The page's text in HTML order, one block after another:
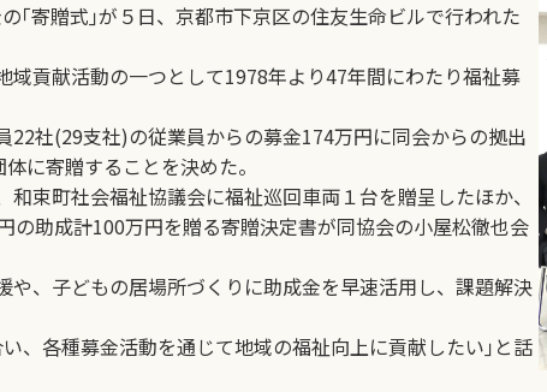
｢寄贈式｣が５日、京都市下京区の住友生命ビルで行われた
貢献活動の一つとして1978年より47年間にわたり福祉募
社(29支社)の従業員からの募金174万円に同会からの拠出
に寄贈することを決めた。
束町社会福祉協議会に福祉巡回車両１台を贈呈したほか、
の助成計100万円を贈る寄贈決定書が同協会の小屋松徹也会
、子どもの居場所づくりに助成金を早速活用し、課題解決
、各種募金活動を通じて地域の福祉向上に貢献したい｣と話